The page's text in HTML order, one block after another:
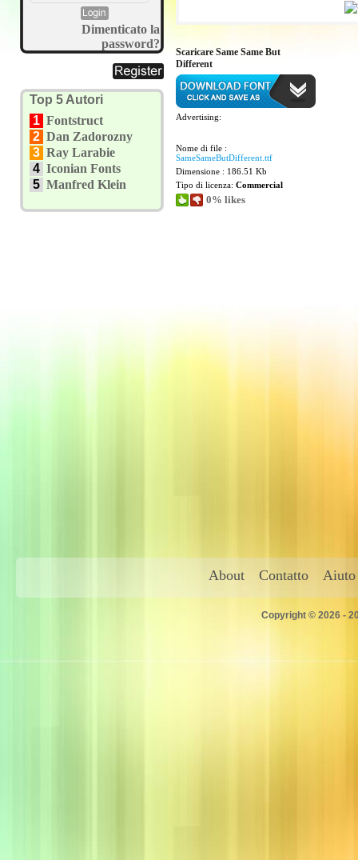
Dimenticato la
password?
Top 5 Autori
1 Fontstruct
2 Dan Zadorozny
3 Ray Larabie
4 Iconian Fonts
5 Manfred Klein
Scaricare Same Same But
Different
Advertising:
Nome di file :
SameSameButDifferent.ttf
Dimensione : 186.51 Kb
Tipo di licenza: Commercial
0% likes
About Contatto Aiuto
Copyright © 2026 -